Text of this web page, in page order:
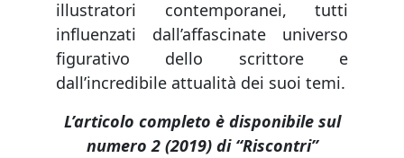
illustratori contemporanei, tutti
influenzati dall’affascinate universo
figurativo dello scrittore e
dall’incredibile attualità dei suoi temi.
L’articolo completo è disponibile sul
numero 2 (2019) di “Riscontri”